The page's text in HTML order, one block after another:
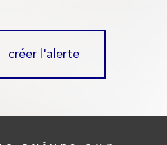
créer l'alerte